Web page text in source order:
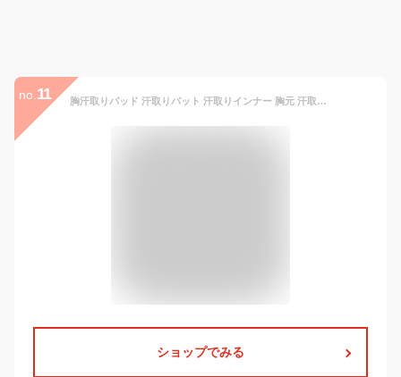
no. 11 胸汗取りパッド 汗取りパット 汗取りインナー 胸元 汗取り 汗とり 汗取 汗 汗対策 汗疹対策 汗じみ防止 汗じみ (ブラックＬ)
ショップでみる